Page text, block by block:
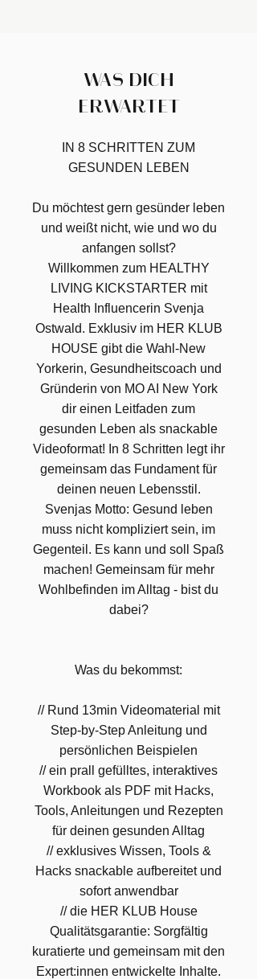
WAS DICH
ERWARTET
IN 8 SCHRITTEN ZUM
GESUNDEN LEBEN
Du möchtest gern gesünder leben
und weißt nicht, wie und wo du
anfangen sollst?
Willkommen zum HEALTHY
LIVING KICKSTARTER mit
Health Influencerin Svenja
Ostwald. Exklusiv im HER KLUB
HOUSE gibt die Wahl-New
Yorkerin, Gesundheitscoach und
Gründerin von MO AI New York
dir einen Leitfaden zum
gesunden Leben als snackable
Videoformat! In 8 Schritten legt ihr
gemeinsam das Fundament für
deinen neuen Lebensstil.
Svenjas Motto: Gesund leben
muss nicht kompliziert sein, im
Gegenteil. Es kann und soll Spaß
machen! Gemeinsam für mehr
Wohlbefinden im Alltag - bist du
dabei?
Was du bekommst:
// Rund 13min Videomaterial mit
Step-by-Step Anleitung und
persönlichen Beispielen
// ein prall gefülltes, interaktives
Workbook als PDF mit Hacks,
Tools, Anleitungen und Rezepten
für deinen gesunden Alltag
// exklusives Wissen, Tools &
Hacks snackable aufbereitet und
sofort anwendbar
// die HER KLUB House
Qualitätsgarantie: Sorgfältig
kuratierte und gemeinsam mit den
Expert:innen entwickelte Inhalte.